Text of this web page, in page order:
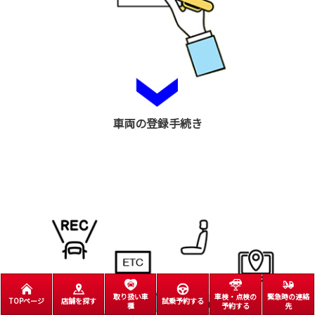
車両の登録手続き
TOPページ 店舗を探す
取り扱い車
種
試乗予約する
車検・点検の
予約する
緊急時の連絡
先